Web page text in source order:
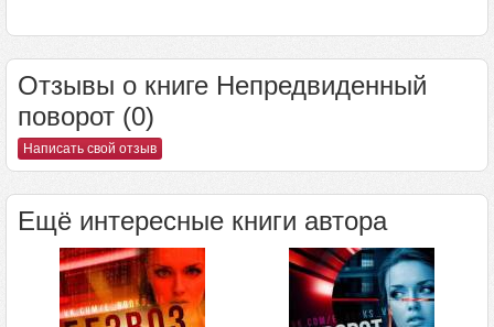
Отзывы о книге Непредвиденный
поворот (0)
Написать свой отзыв
Ещё интересные книги автора